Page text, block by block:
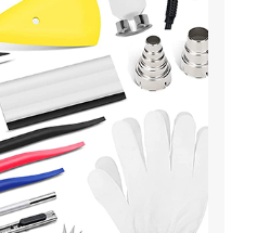
à des prix
livrons avec vos
de rouleaux en
de la gamme de
et